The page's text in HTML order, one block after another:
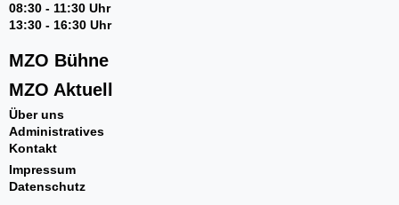
08:30 - 11:30 Uhr
13:30 - 16:30 Uhr
MZO Bühne
MZO Aktuell
Über uns
Administratives
Kontakt
Impressum
Datenschutz